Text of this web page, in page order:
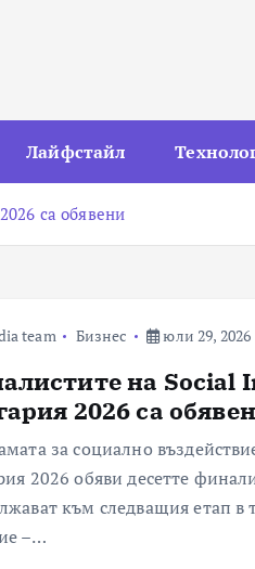
Лайфстайл
са обявени
team Бизнес юли 29, 2026
на Social
2026 са
за социално
2026 обяви десетте
към следващия етап в
–…